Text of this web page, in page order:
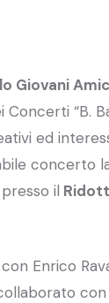
Giovani
“B.
ed
concerto
presso il
Enrico